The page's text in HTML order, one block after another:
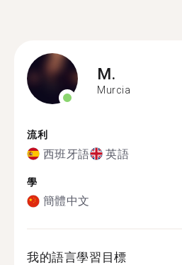
M.
Murcia
流利
西班牙語 英語
學
簡體中文
我的語言學習目標